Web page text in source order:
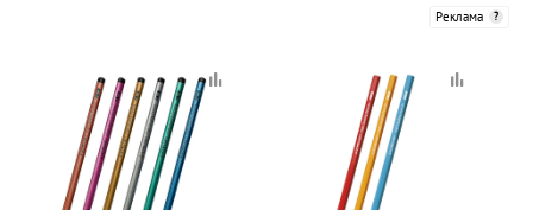
Реклама